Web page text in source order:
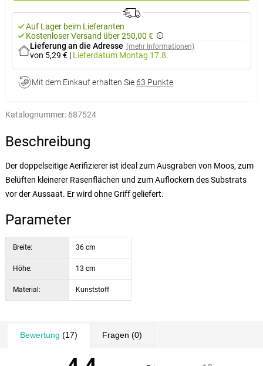
Auf Lager beim Lieferanten
Kostenloser Versand über 250,00 €
Lieferung an die Adresse (mehr Informationen)
von 5,29 € | Lieferdatum Montag 17.8.
Mit dem Einkauf erhalten Sie 63 Punkte
Katalognummer: 687524
Beschreibung
Der doppelseitige Aerifizierer ist ideal zum Ausgraben von Moos, zum
Belüften kleinerer Rasenflächen und zum Auflockern des Substrats
vor der Aussaat. Er wird ohne Griff geliefert.
Parameter
Breite: 36 cm
Höhe: 13 cm
Material: Kunststoff
Bewertung (17) Fragen (0)